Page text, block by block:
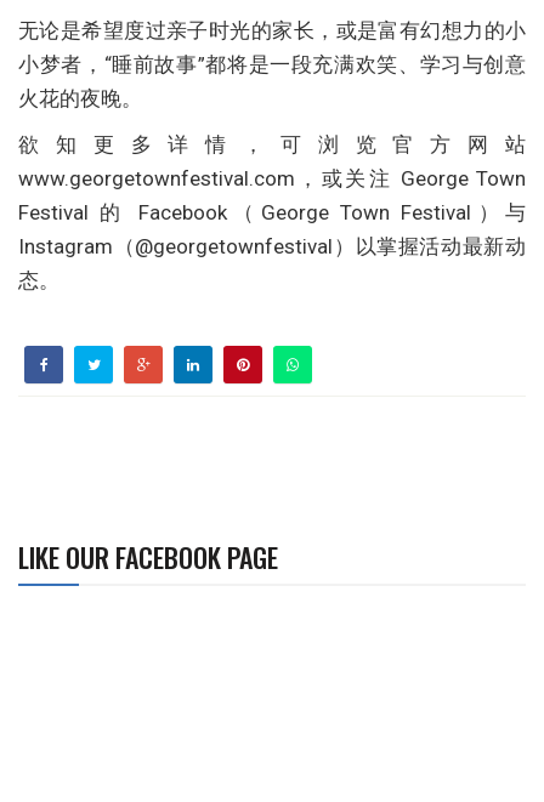
无论是希望度过亲子时光的家长，或是富有幻想力的小
小梦者，“睡前故事”都将是一段充满欢笑、学习与创意
火花的夜晚。
欲知更多详情，可浏览官方网站
www.georgetownfestival.com，或关注 George Town
Festival 的 Facebook（George Town Festival）与
Instagram（@georgetownfestival）以掌握活动最新动
态。
LIKE OUR FACEBOOK PAGE